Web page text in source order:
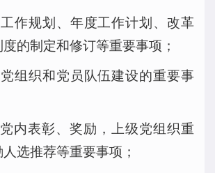
作规划、年度工作计划、改革
的制定和修订等重要事项；
组织和党员队伍建设的重要事
内表彰、奖励，上级党组织重
选推荐等重要事项；